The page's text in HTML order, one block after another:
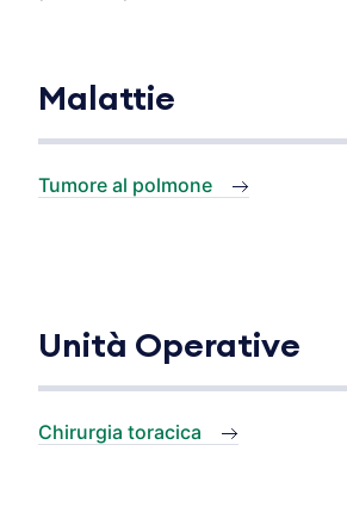
Malattie
Tumore al polmone
Unità Operative
Chirurgia toracica